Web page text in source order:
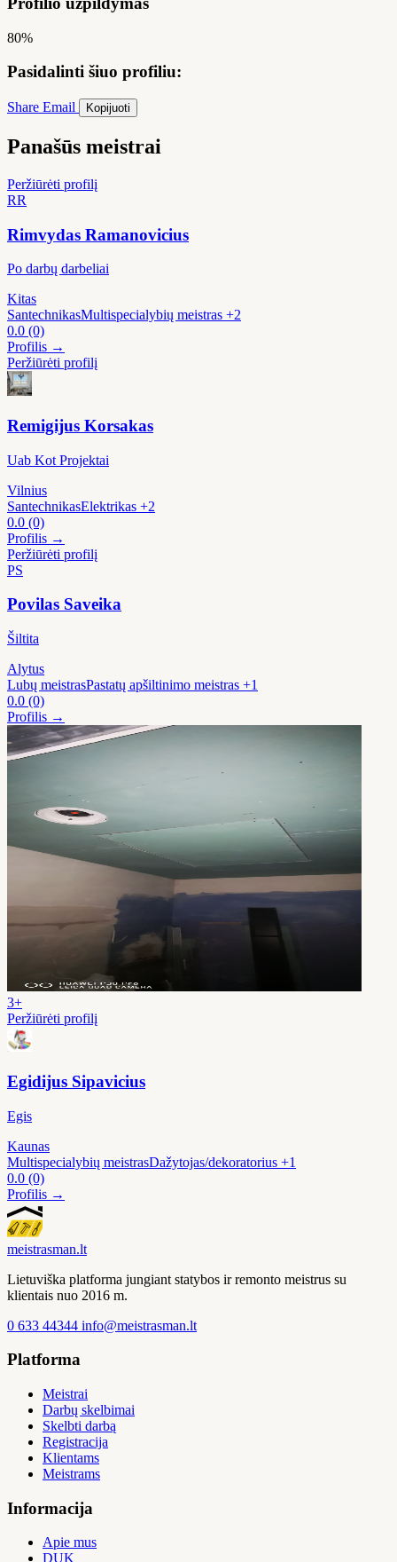
80%
Pasidalinti šiuo profiliu:
Share Email Kopijuoti
Panašūs meistrai
Peržiūrėti profilį
RR
Rimvydas Ramanovicius
Po darbų darbeliai
Kitas
SantechnikasMultispecialybių meistras +2
0.0 (0)
Profilis →
Peržiūrėti profilį
Remigijus Korsakas
Uab Kot Projektai
Vilnius
SantechnikasElektrikas +2
0.0 (0)
Profilis →
Peržiūrėti profilį
PS
Povilas Saveika
Šiltita
Alytus
Lubų meistrasPastatų apšiltinimo meistras +1
0.0 (0)
Profilis →
3+
Peržiūrėti profilį
Egidijus Sipavicius
Egis
Kaunas
Multispecialybių meistrasDažytojas/dekoratorius +1
0.0 (0)
Profilis →
meistrasman.lt
Lietuviška platforma jungiant statybos ir remonto meistrus su
klientais nuo 2016 m.
0 633 44344 info@meistrasman.lt
Platforma
Meistrai
Darbų skelbimai
Skelbti darbą
Registracija
Klientams
Meistrams
Informacija
Apie mus
DUK